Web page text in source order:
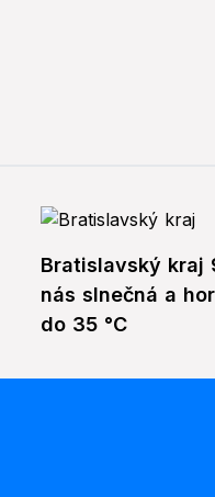
Bratislavský kraj
nás slnečná a
do 35 °C